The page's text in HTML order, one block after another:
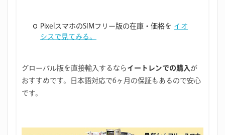
PixelスマホのSIMフリー版の在庫・価格を イオ
シスで見てみる。
グローバル版を直接輸入するなら イートレンでの購入 が
おすすめです。日本語対応で6ヶ月の保証もあるので安心
です。